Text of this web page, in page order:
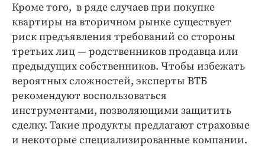
Кроме того, в ряде случаев при покупке
квартиры на вторичном рынке существует
риск предъявления требований со стороны
третьих лиц — родственников продавца или
предыдущих собственников. Чтобы избежать
вероятных сложностей, эксперты ВТБ
рекомендуют воспользоваться
инструментами, позволяющими защитить
сделку. Такие продукты предлагают страховые
и некоторые специализированные компании.